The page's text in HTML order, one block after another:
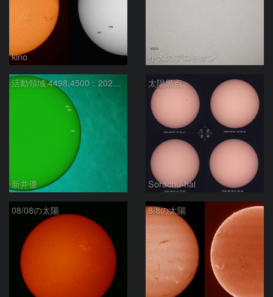
kino 小犬のプロキオン
活動領域 4498,4500：2026/08/08
新井優
太陽黒点
Sorachu-hai
08/08の太陽 8/8の太陽